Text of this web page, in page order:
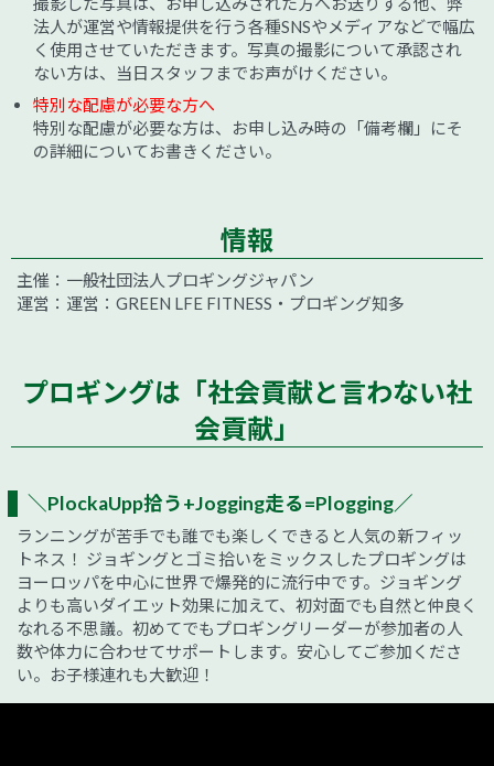
法人が運営や情報提供を行う各種SNSやメディアなどで幅広
く使用させていただきます。写真の撮影について承認され
ない方は、当日スタッフまでお声がけください。
特別な配慮が必要な方へ
特別な配慮が必要な方は、お申し込み時の「備考欄」にそ
の詳細についてお書きください。
情報
主催：一般社団法人プロギングジャパン
運営：運営：GREEN LFE FITNESS・プロギング知多
プロギングは「社会貢献と言わない社
会貢献」
＼PlockaUpp拾う+Jogging走る=Plogging／
ランニングが苦手でも誰でも楽しくできると人気の新フィッ
トネス！ ジョギングとゴミ拾いをミックスしたプロギングは
ヨーロッパを中心に世界で爆発的に流行中です。ジョギング
よりも高いダイエット効果に加えて、初対面でも自然と仲良く
なれる不思議。初めてでもプロギングリーダーが参加者の人
数や体力に合わせてサポートします。安心してご参加くださ
い。お子様連れも大歓迎！